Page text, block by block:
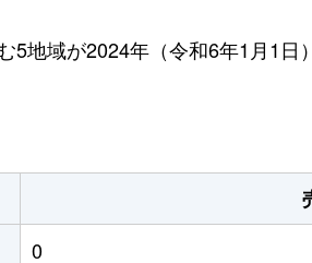
地域が2024年（令和6年1月1
0